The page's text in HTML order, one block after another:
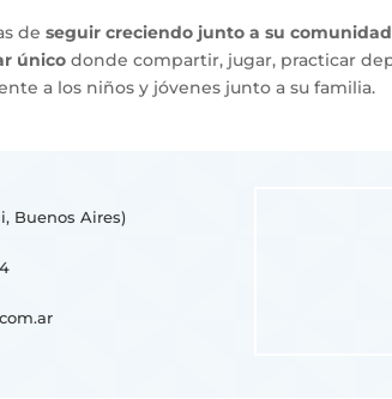
deseguir creciendo junto a su comunidad
único donde compartir, jugar, practicar
a los niños y jóvenes junto a su familia.
Buenos Aires)